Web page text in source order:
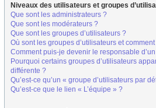
Niveaux des utilisateurs et groupes
Que sont les administrateurs ?
Que sont les modérateurs ?
Que sont les groupes d’utilisateurs ?
Où sont les groupes d’utilisateurs et
Comment puis-je devenir le responsable
Pourquoi certains groupes d’utilisateurs
différente ?
Qu’est-ce qu’un « groupe d’utilisateurs par
Qu’est-ce que le lien « L’équipe » ?